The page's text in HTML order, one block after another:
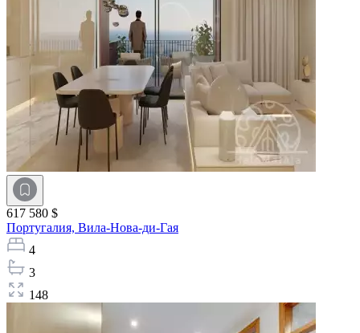
617 580 $
Португалия, Вила-Нова-ди-Гая
4
3
148